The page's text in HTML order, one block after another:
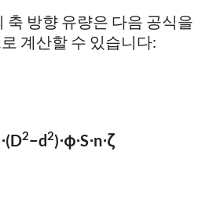
축 방향 유량은 다음 공식을
계산할 수 있습니다:
2−d2)⋅φ⋅S⋅n⋅ζ